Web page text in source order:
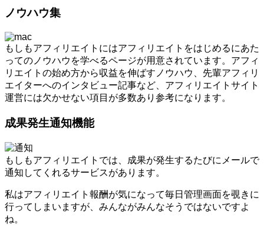
ノウハウ集
もしもアフィリエイトにはアフィリエイトをはじめるにあた
ってのノウハウを学べるページが用意されています。アフィ
リエイトの始め方から収益を伸ばすノウハウ、先輩アフィリ
エイターへのインタビュー記事など、アフィリエイトサイト
運営には欠かせない項目が多数あり参考になります。
成果発生通知機能
もしもアフィリエイトでは、成果が発生するたびにメールで
通知してくれるサービスがあります。
私はアフィリエイト報酬が気になって毎日管理画面を覗きに
行ってしまいますが、みんながみんなそうではないですよ
ね。